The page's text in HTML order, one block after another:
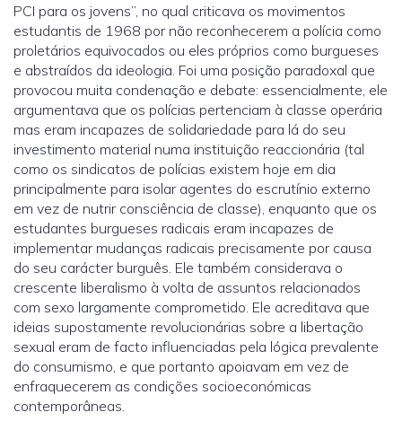
PCI para os jovens”, no qual criticava os movimentos
estudantis de 1968 por não reconhecerem a polícia como
proletários equivocados ou eles próprios como burgueses
e abstraídos da ideologia. Foi uma posição paradoxal que
provocou muita condenação e debate: essencialmente, ele
argumentava que os polícias pertenciam à classe operária
mas eram incapazes de solidariedade para lá do seu
investimento material numa instituição reaccionária (tal
como os sindicatos de polícias existem hoje em dia
principalmente para isolar agentes do escrutínio externo
em vez de nutrir consciência de classe), enquanto que os
estudantes burgueses radicais eram incapazes de
implementar mudanças radicais precisamente por causa
do seu carácter burguês. Ele também considerava o
crescente liberalismo à volta de assuntos relacionados
com sexo largamente comprometido. Ele acreditava que
ideias supostamente revolucionárias sobre a libertação
sexual eram de facto influenciadas pela lógica prevalente
do consumismo, e que portanto apoiavam em vez de
enfraquecerem as condições socioeconómicas
contemporâneas.